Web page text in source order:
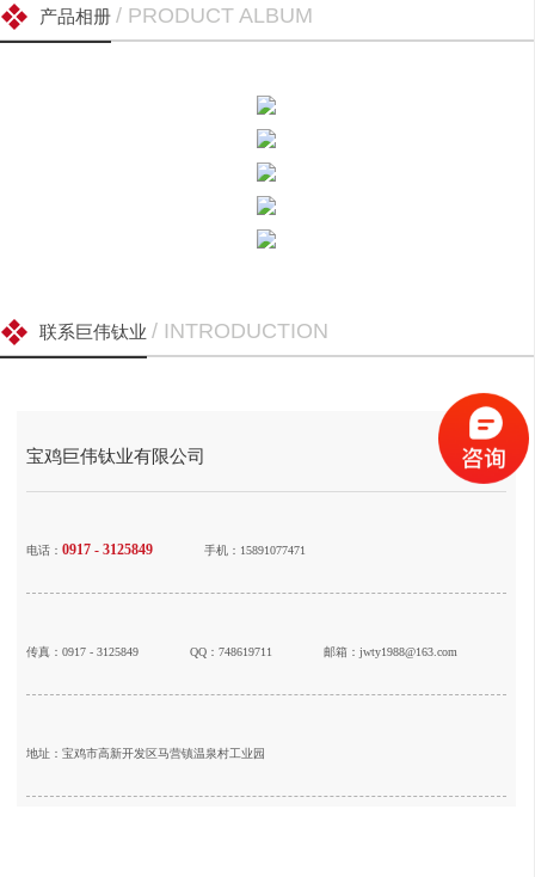
产品相册 / PRODUCT ALBUM
联系巨伟钛业 / INTRODUCTION
宝鸡巨伟钛业有限公司
电话： 0917 - 3125849 手机：15891077471
传真：0917 - 3125849 QQ：748619711 邮箱：jwty1988@163.com
地址：宝鸡市高新开发区马营镇温泉村工业园